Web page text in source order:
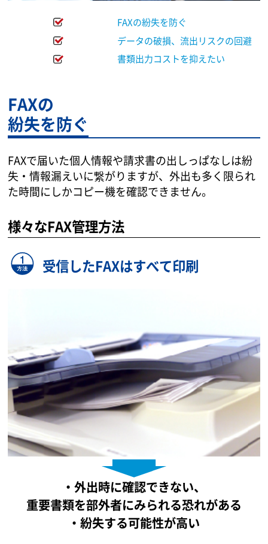
FAXの紛失を防ぐ
データの破損、流出リスクの回避
書類出力コストを抑えたい
FAXの
紛失を防ぐ
FAXで届いた個人情報や請求書の出しっぱなしは紛
失・情報漏えいに繋がりますが、外出も多く限られ
た時間にしかコピー機を確認できません。
様々なFAX管理方法
受信したFAXはすべて印刷
・外出時に確認できない、
重要書類を部外者にみられる恐れがある
・紛失する可能性が高い